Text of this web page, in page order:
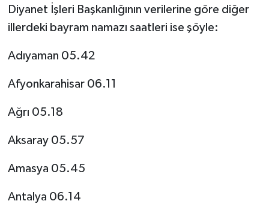
Diyanet İşleri Başkanlığının verilerine göre diğer
illerdeki bayram namazı saatleri ise şöyle:
Adıyaman 05.42
Afyonkarahisar 06.11
Ağrı 05.18
Aksaray 05.57
Amasya 05.45
Antalya 06.14